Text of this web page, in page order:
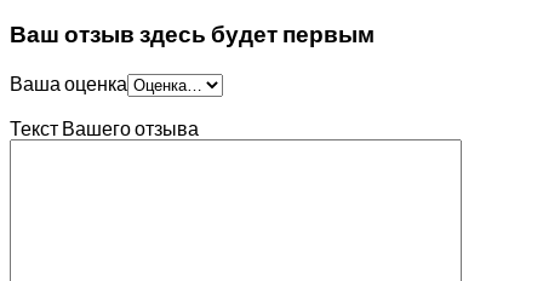
Ваш отзыв здесь будет первым
Ваша оценка
Текст Вашего отзыва